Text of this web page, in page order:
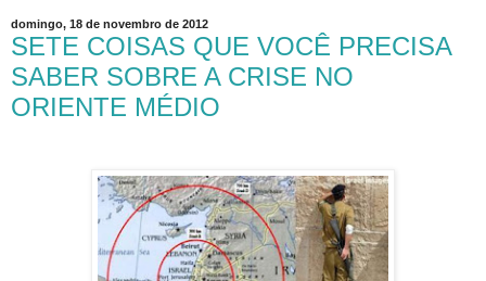
domingo, 18 de novembro de 2012
SETE COISAS QUE VOCÊ PRECISA
SABER SOBRE A CRISE NO
ORIENTE MÉDIO